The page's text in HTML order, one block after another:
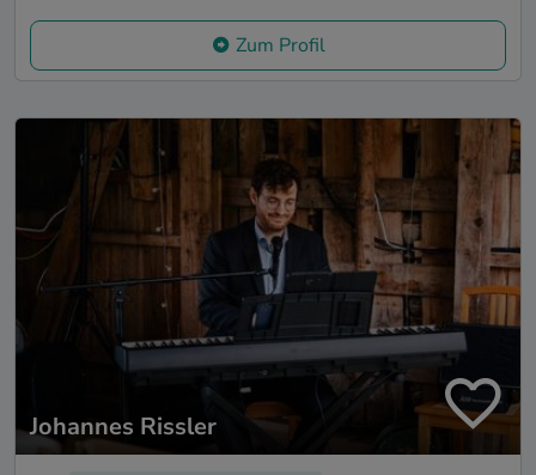
Zum Profil
Johannes Rissler